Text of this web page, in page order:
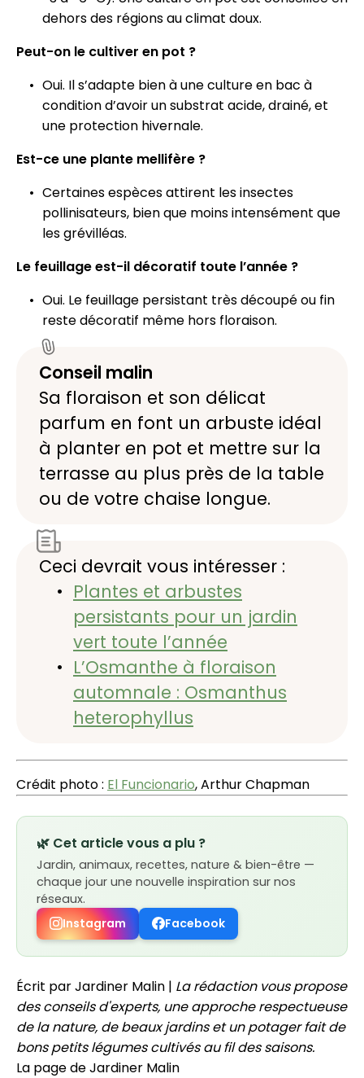
dehors des régions au climat doux.
Peut-on le cultiver en pot ?
Oui. Il s’adapte bien à une culture en bac à
condition d’avoir un substrat acide, drainé, et
une protection hivernale.
Est-ce une plante mellifère ?
Certaines espèces attirent les insectes
pollinisateurs, bien que moins intensément que
les grévilléas.
Le feuillage est-il décoratif toute l’année ?
Oui. Le feuillage persistant très découpé ou fin
reste décoratif même hors floraison.
Conseil malin
Sa floraison et son délicat
parfum en font un arbuste idéal
à planter en pot et mettre sur la
terrasse au plus près de la table
ou de votre chaise longue.
Ceci devrait vous intéresser :
Plantes et arbustes
persistants pour un jardin
vert toute l’année
L’Osmanthe à floraison
automnale : Osmanthus
heterophyllus
Crédit photo : El Funcionario, Arthur Chapman
🌿 Cet article vous a plu ?
Jardin, animaux, recettes, nature & bien-être —
chaque jour une nouvelle inspiration sur nos
réseaux.
Instagram
Facebook
Écrit par Jardiner Malin | La rédaction vous propose
des conseils d'experts, une approche respectueuse
de la nature, de beaux jardins et un potager fait de
bons petits légumes cultivés au fil des saisons.
La page de Jardiner Malin